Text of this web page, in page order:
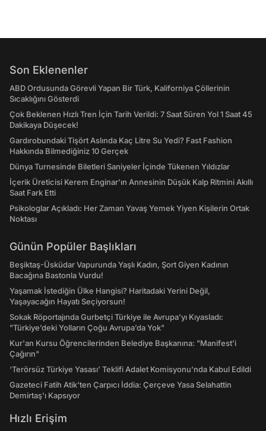
Son Eklenenler
ABD Ordusunda Görevli Yapan Bir Türk, Kaliforniya Çöllerinin
Sıcaklığını Gösterdi
Çok Beklenen Hızlı Tren İçin Tarih Verildi: 7 Saat Süren Yol 1 Saat 45
Dakikaya Düşecek!
Gardırobundaki Tişört Aslında Kaç Litre Su Yedi? Fast Fashion
Hakkında Bilmediğiniz 10 Gerçek
Dünya Turnesinde Biletleri Saniyeler İçinde Tükenen Yıldızlar
İçerik Üreticisi Kerem Enginar'ın Annesinin Düşük Kalp Ritmini Akıllı
Saat Fark Etti
Psikologlar Açıkladı: Her Zaman Yavaş Yemek Yiyen Kişilerin Ortak
Noktası
Günün Popüler Başlıkları
Beşiktaş-Üsküdar Vapurunda Yaşlı Kadın, Şort Giyen Kadının
Bacağına Bastonla Vurdu!
Yaşamak İstediğin Ülke Hangisi? Haritadaki Yerini Değil,
Yaşayacağın Hayatı Seçiyorsun!
Sokak Röportajında Gurbetçi Türkiye ile Avrupa'yı Kıyasladı:
"Türkiye’deki Yolların Çoğu Avrupa’da Yok"
Kur'an Kursu Öğrencilerinden Belediye Başkanına: "Manifest’i
Çağırın"
‘Terörsüz Türkiye Yasası’ Teklifi Adalet Komisyonu'nda Kabul Edildi
Gazeteci Fatih Atik'ten Çarpıcı İddia: Çerçeve Yasa Selahattin
Demirtaş'ı Kapsıyor
Hızlı Erişim